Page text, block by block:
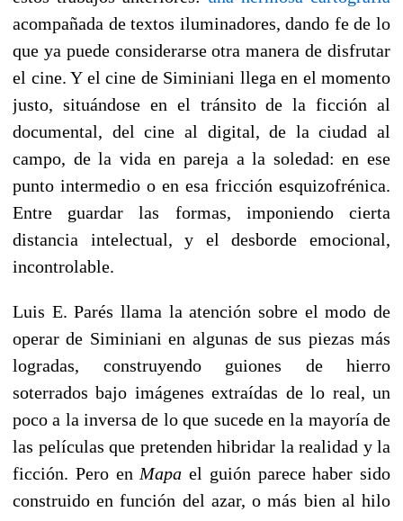
acompañada de textos iluminadores, dando fe de lo
que ya puede considerarse otra manera de disfrutar
el cine. Y el cine de Siminiani llega en el momento
justo, situándose en el tránsito de la ficción al
documental, del cine al digital, de la ciudad al
campo, de la vida en pareja a la soledad: en ese
punto intermedio o en esa fricción esquizofrénica.
Entre guardar las formas, imponiendo cierta
distancia intelectual, y el desborde emocional,
incontrolable.
Luis E. Parés llama la atención sobre el modo de
operar de Siminiani en algunas de sus piezas más
logradas, construyendo guiones de hierro
soterrados bajo imágenes extraídas de lo real, un
poco a la inversa de lo que sucede en la mayoría de
las películas que pretenden hibridar la realidad y la
ficción. Pero en Mapa el guión parece haber sido
construido en función del azar, o más bien al hilo